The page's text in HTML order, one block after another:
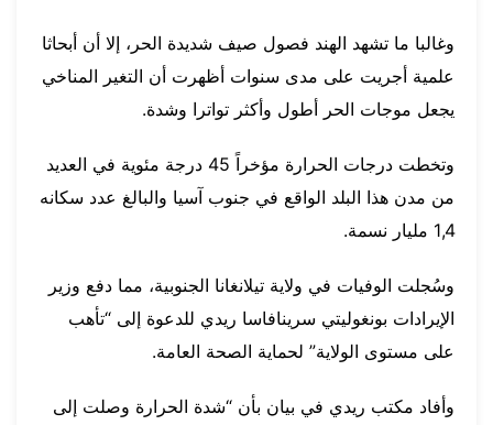
وغالبا ما تشهد الهند فصول صيف شديدة الحر، إلا أن أبحاثا
علمية أجريت على مدى سنوات أظهرت أن التغير المناخي
يجعل موجات الحر أطول وأكثر تواترا وشدة.
وتخطت درجات الحرارة مؤخراً 45 درجة مئوية في العديد
من مدن هذا البلد الواقع في جنوب آسيا والبالغ عدد سكانه
1,4 مليار نسمة.
وسُجلت الوفيات في ولاية تيلانغانا الجنوبية، مما دفع وزير
الإيرادات بونغوليتي سرينافاسا ريدي للدعوة إلى “تأهب
على مستوى الولاية” لحماية الصحة العامة.
وأفاد مكتب ريدي في بيان بأن “شدة الحرارة وصلت إلى